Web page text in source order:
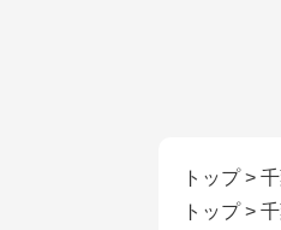
トップ>
トップ>